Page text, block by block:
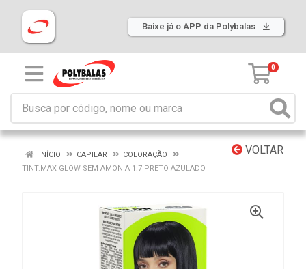
Baixe já o APP da Polybalas
0
VOLTAR
INÍCIO CAPILAR
COLORAÇÃO
TINT.MAX GLOW SEM AMONIA 1.7 PRETO AZULADO